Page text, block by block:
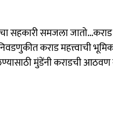
समजला जातो...कराड
कराड महत्त्वाची
मुंडेंनी कराडची आठवण